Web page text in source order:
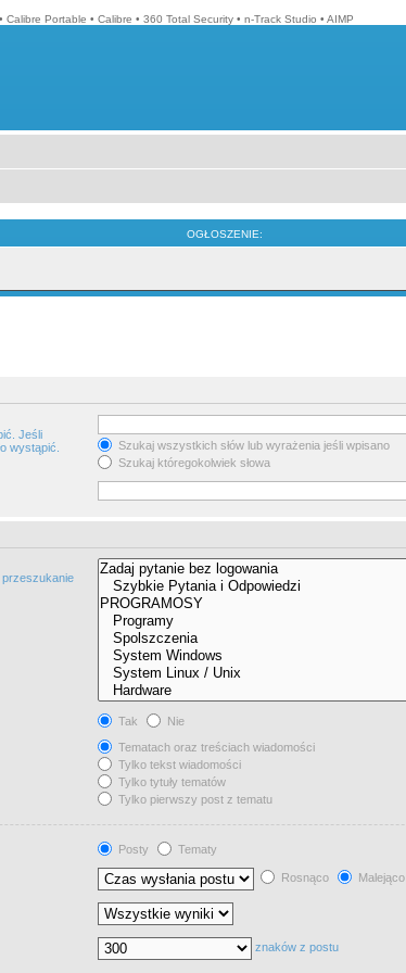
• Calibre Portable • Calibre • 360 Total Security • n-Track Studio • AIMP
OGŁOSZENIE:
Jeśli
wystąpić.
Szukaj wszystkich słów lub wyrażenia jeśli wpisano
Szukaj któregokolwiek słowa
Tak
Nie
Tematach oraz treściach wiadomości
Tylko tekst wiadomości
Tylko tytuły tematów
Tylko pierwszy post z tematu
Posty
Tematy
Rosnąco Malejąco
znaków z postu